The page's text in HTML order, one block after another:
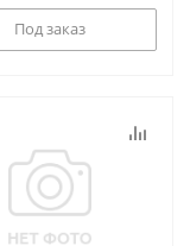
Под заказ